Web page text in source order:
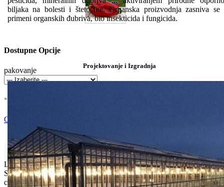
biljaka na bolesti i štetočine. Organska proizvodnja zasniva se
primeni organskih đubriva, bio insekticida i fungicida.
Projektovanje i Izgradnja
Dostupne Opcije
pakovanje
* U cenu je uracunat PDV *
Ocenite i napišite preporuku
Isporuka Info
Limit za porudžbinu je500.00 dinaraza isporuku na teritoriji
Srbije. Za inostranstvo, molimo da nas kontaktirate za informacije o
ceni i mogućnostima isporuke.